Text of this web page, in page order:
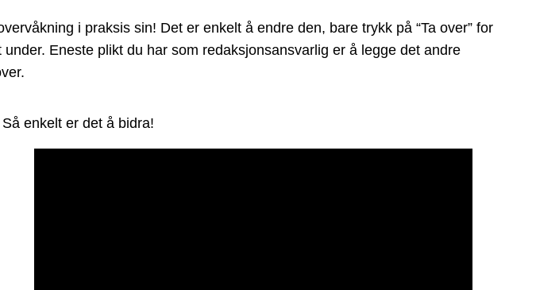
i praksis sin! Det er enkelt å endre den, bare trykk på “Ta over” for
Eneste plikt du har som redaksjonsansvarlig er å legge det andre
Så enkelt er det å bidra!